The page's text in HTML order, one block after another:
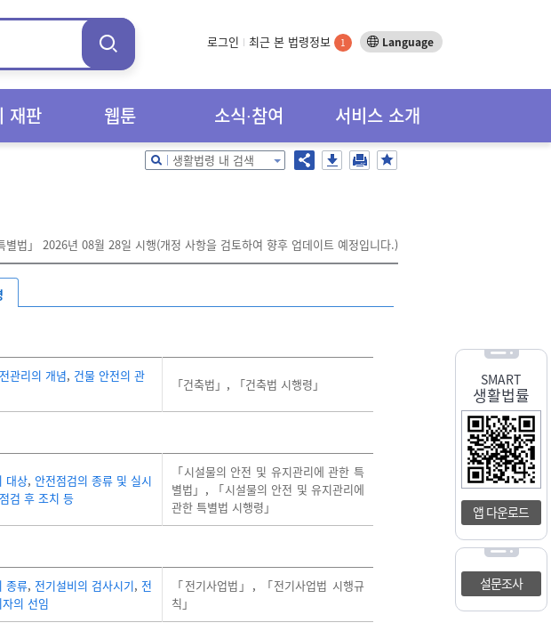
로그인 최근 본 법령정보 1 Language
재판 웹툰 소식∙참여 서비스 소개
SMART
생활법률
앱 다운로드
설문조사
생활법령 내 검색
별법」 2026년 08월 28일 시행(개정 사항을 검토하여 향후 업데이트 예정입니다.)
관리의 개념, 건물 안전의 관
「건축법」 , 「건축법 시행령」
대상, 안전점검의 종류 및 실시
검 후 조치 등
「시설물의 안전 및 유지관리에 관한 특
별법」 , 「시설물의 안전 및 유지관리에
관한 특별법 시행령」
종류, 전기설비의 검사시기, 전
의 선임
「전기사업법」 , 「전기사업법 시행규
칙」